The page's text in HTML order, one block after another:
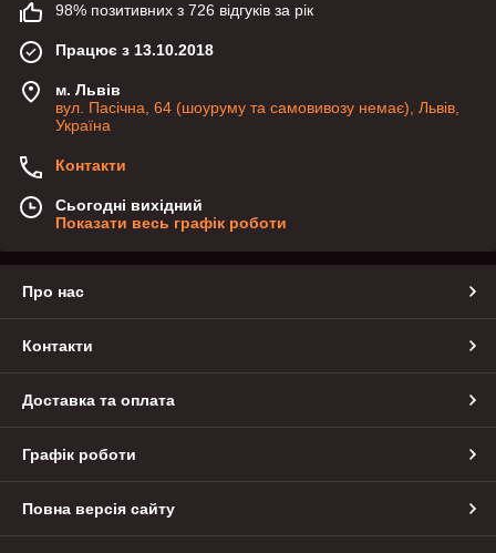
98% позитивних з 726 відгуків за рік
Працює з 13.10.2018
м. Львів
вул. Пасічна, 64 (шоуруму та самовивозу немає), Львів,
Україна
Контакти
Сьогодні вихідний
Показати весь графік роботи
Про нас
Контакти
Доставка та оплата
Графік роботи
Повна версія сайту